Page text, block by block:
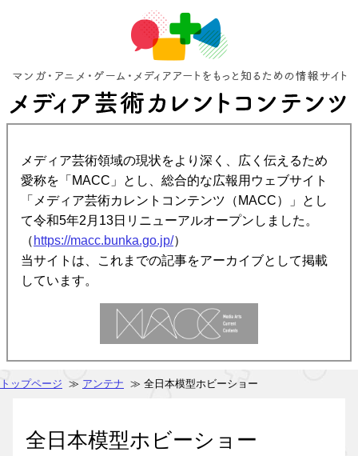
メディア芸術領域の現状をより深く、広く伝えるため
愛称を「MACC」とし、総合的な広報用ウェブサイト
「メディア芸術カレントコンテンツ（MACC）」とし
て令和5年2月13日リニューアルオープンしました。
（ https://macc.bunka.go.jp/）
当サイトは、これまでの記事をアーカイブとして掲載
しています。
トップページ ≫ アンテナ ≫ 全日本模型ホビーショー
全日本模型ホビーショー